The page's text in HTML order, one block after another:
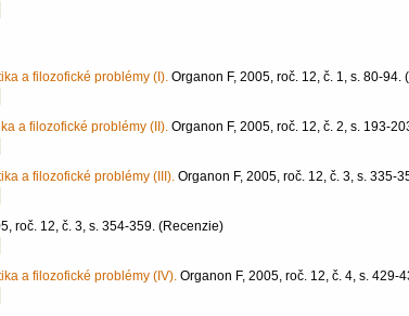
a filozofické problémy (I). Organon F, 2005, roč. 12, č. 1, s. 80-94.
a filozofické problémy (II). Organon F, 2005, roč. 12, č. 2, s. 193-
a filozofické problémy (III). Organon F, 2005, roč. 12, č. 3, s. 335-
roč. 12, č. 3, s. 354-359. (Recenzie)
a filozofické problémy (IV). Organon F, 2005, roč. 12, č. 4, s. 429-